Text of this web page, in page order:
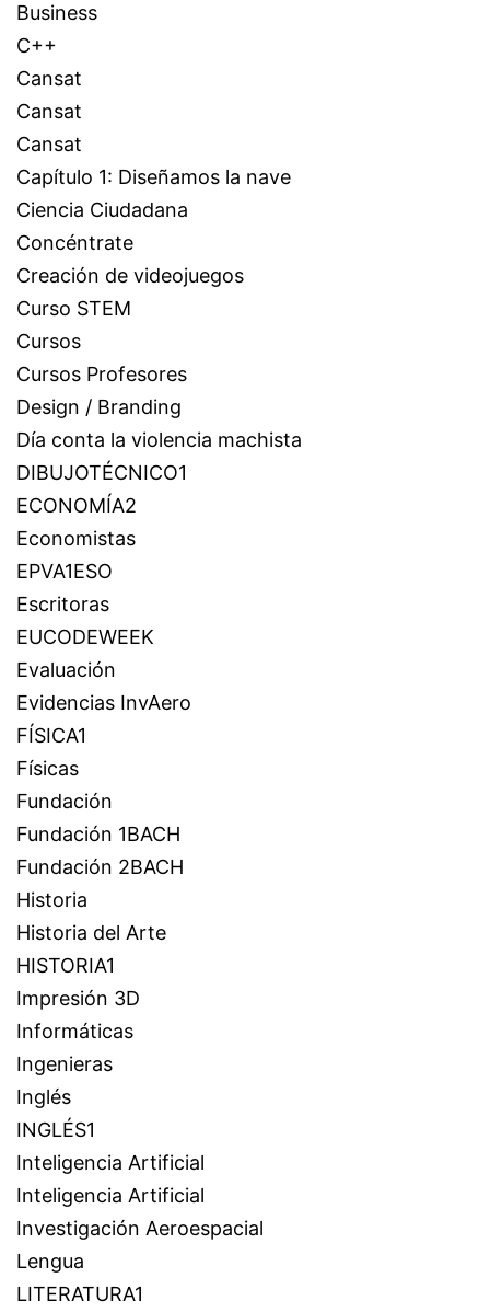
Business
C++
Cansat
Cansat
Cansat
Capítulo 1: Diseñamos la nave
Ciencia Ciudadana
Concéntrate
Creación de videojuegos
Curso STEM
Cursos
Cursos Profesores
Design / Branding
Día conta la violencia machista
DIBUJOTÉCNICO1
ECONOMÍA2
Economistas
EPVA1ESO
Escritoras
EUCODEWEEK
Evaluación
Evidencias InvAero
FÍSICA1
Físicas
Fundación
Fundación 1BACH
Fundación 2BACH
Historia
Historia del Arte
HISTORIA1
Impresión 3D
Informáticas
Ingenieras
Inglés
INGLÉS1
Inteligencia Artificial
Inteligencia Artificial
Investigación Aeroespacial
Lengua
LITERATURA1